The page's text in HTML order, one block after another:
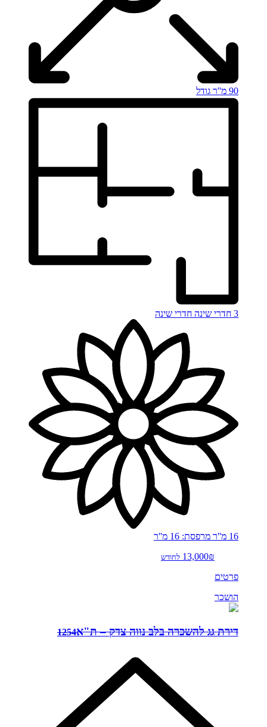
90 מ''ר גודל
3 חדרי שינה חדרי שינה
16 מ''ר
מרפסת: 16 מ''ר
13,000₪ לחודש
פרטים
הושכר
דירת גג להשכרה בלב נווה צדק – ת"א1254